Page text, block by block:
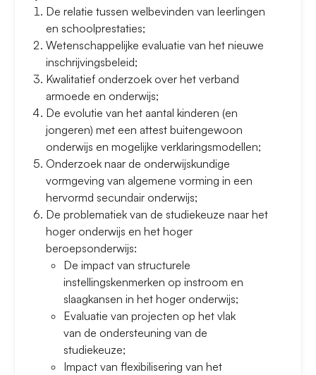
De relatie tussen welbevinden van leerlingen
en schoolprestaties;
Wetenschappelijke evaluatie van het nieuwe
inschrijvingsbeleid;
Kwalitatief onderzoek over het verband
armoede en onderwijs;
De evolutie van het aantal kinderen (en
jongeren) met een attest buitengewoon
onderwijs en mogelijke verklaringsmodellen;
Onderzoek naar de onderwijskundige
vormgeving van algemene vorming in een
hervormd secundair onderwijs;
De problematiek van de studiekeuze naar het
hoger onderwijs en het hoger
beroepsonderwijs:
De impact van structurele
instellingskenmerken op instroom en
slaagkansen in het hoger onderwijs;
Evaluatie van projecten op het vlak
van de ondersteuning van de
studiekeuze;
Impact van flexibilisering van het